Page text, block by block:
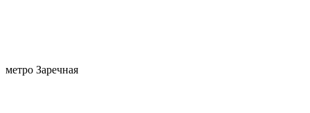
метро Заречная